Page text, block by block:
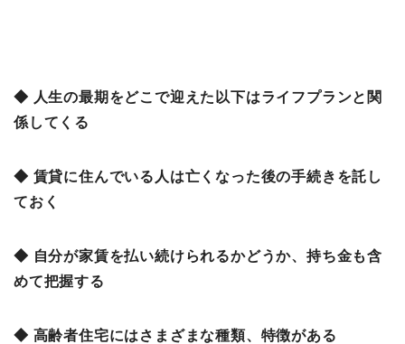
◆ 人生の最期をどこで迎えた以下はライフプランと関
係してくる
◆ 賃貸に住んでいる人は亡くなった後の手続きを託し
ておく
◆ 自分が家賃を払い続けられるかどうか、持ち金も含
めて把握する
◆ 高齢者住宅にはさまざまな種類、特徴がある